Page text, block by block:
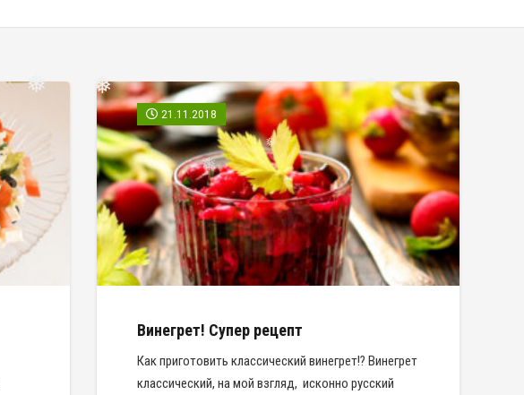
❅
❅
❅
❅
❅
21.11.2018
Винегрет! Супер рецепт
Как приготовить классический винегрет!? Винегрет
классический, на мой взгляд, исконно русский